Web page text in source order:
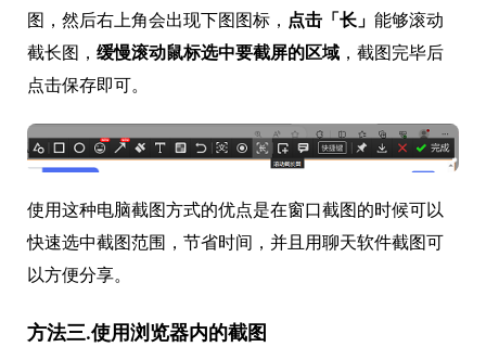
图，然后右上角会出现下图图标， 点击「长」 能够滚动
截长图， 缓慢滚动鼠标选中要截屏的区域 ，截图完毕后
点击保存即可。
使用这种电脑截图方式的优点是在窗口截图的时候可以
快速选中截图范围，节省时间，并且用聊天软件截图可
以方便分享。
方法三.使用浏览器内的截图